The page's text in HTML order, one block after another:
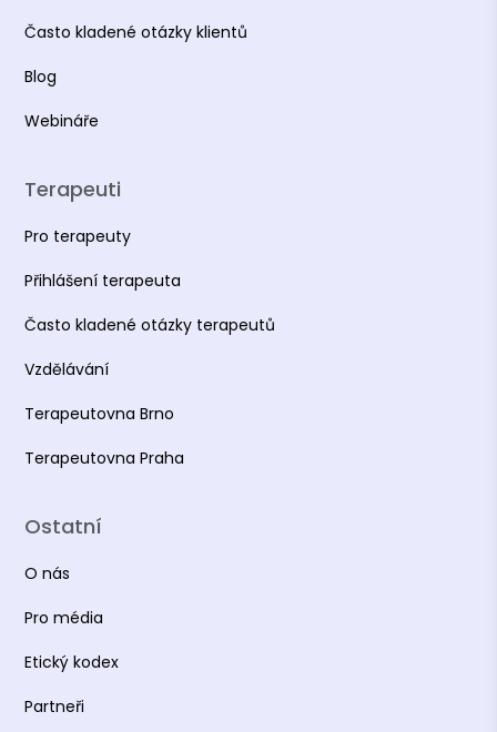
Často kladené otázky klientů
Blog
Webináře
Terapeuti
Pro terapeuty
Přihlášení terapeuta
Často kladené otázky terapeutů
Vzdělávání
Terapeutovna Brno
Terapeutovna Praha
Ostatní
O nás
Pro média
Etický kodex
Partneři